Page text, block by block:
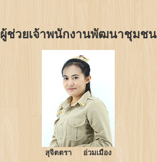
ผู้ช่วยเจ้าพนักงานพัฒนาชุมชน
สุจิตตรา อ่วมเมือง